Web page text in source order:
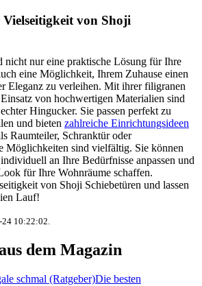
Vielseitigkeit von Shoji
nicht nur eine praktische Lösung für Ihre
eine Möglichkeit, Ihrem Zuhause einen
Eleganz zu verleihen. Mit ihrer filigranen
von hochwertigen Materialien sind
Hingucker. Sie passen perfekt zu
und bieten zahlreiche Einrichtungsideen
Raumteiler, Schranktür oder
Möglichkeiten sind vielfältig. Sie können
an Ihre Bedürfnisse anpassen und
für Ihre Wohnräume schaffen.
von Shoji Schiebetüren und lassen
Lauf!
10:22:02.
dem Magazin
Die besten